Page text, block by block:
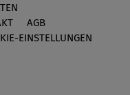
AGB
EINSTELLUNGEN